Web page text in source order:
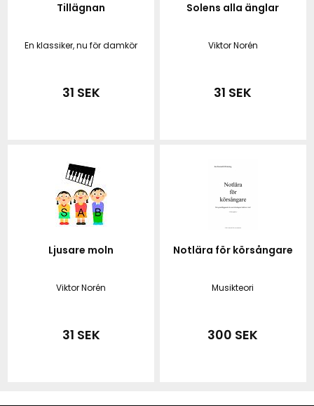
Tillägnan
En klassiker, nu för damkör
31 SEK
Solens alla änglar
Viktor Norén
31 SEK
Ljusare moln
Viktor Norén
31 SEK
Notlära för körsångare
Musikteori
300 SEK